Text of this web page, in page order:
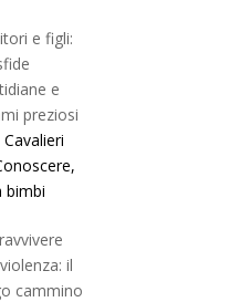
e figli:
e
preziosi
bimbi
il
cammino